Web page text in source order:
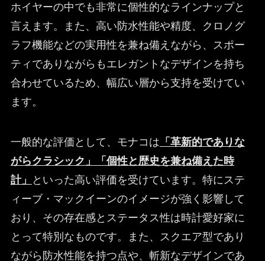
ホイヤーの中でも非常に個性的なラインナップと
言えます。また、高い防水性能や精度、クロノグ
ラフ機能などの実用性を兼ね備えながら、スポー
ティでありながらもエレガントなデザインを持ち
合わせているため、幅広い層から支持を受けてい
ます。
一般的な評価として、モナコは 「革新的でありな
がらクラシック」「個性と歴史を兼ね備えた時
計」
といった高い評価を受けています。特にステ
ィーブ・マックイーンのイメージが強く影響して
おり、その存在感とステータス性は時計愛好家に
とって特別なものです。また、スクエア型であり
ながら防水性能を持つ点や、斬新なデザインであ